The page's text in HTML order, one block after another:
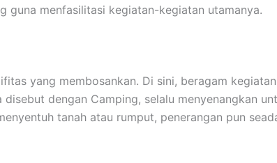
guna menfasilitasi kegiatan-kegiatan utamanya.
yang membosankan. Di sini, beragam
dengan Camping, selalu menyenangkan
tanah atau rumput, penerangan pun